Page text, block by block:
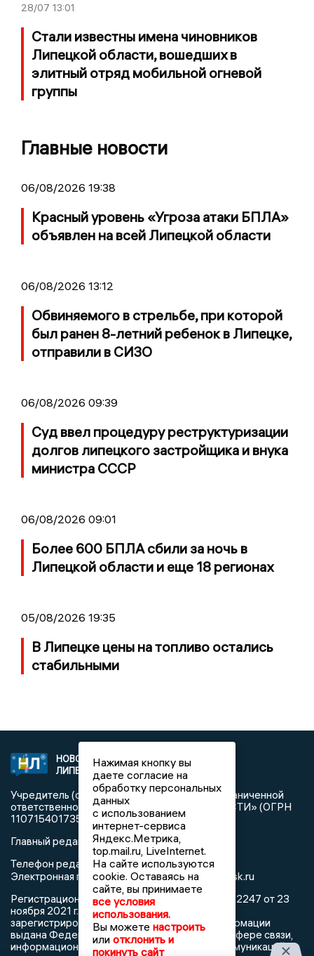
28/07 13:01
Стали известны имена чиновников
Липецкой области, вошедших в
элитный отряд мобильной огневой
группы
Главные новости
06/08/2026 19:38
Красный уровень «Угроза атаки БПЛА»
объявлен на всей Липецкой области
06/08/2026 13:12
Обвиняемого в стрельбе, при которой
был ранен 8-летний ребенок в Липецке,
отправили в СИЗО
06/08/2026 09:39
Суд ввел процедуру реструктуризации
долгов липецкого застройщика и внука
министра СССР
06/08/2026 09:01
Более 600 БПЛА сбили за ночь в
Липецкой области и еще 18 регионах
05/08/2026 19:35
В Липецке цены на топливо остались
стабильными
НОВОСТИ
ЛИПЕЦКА
2021 © NEWSLIPETSK.RU | СИ
«Новости Липецка»
Учредитель (соучредители): Общество с ограниченной
ответственностью «РЕГИОНАЛЬНЫЕ НОВОСТИ» (ОГРН
1107154017354)
Главный редактор: Герцог Е.Г.
Телефон редакции: +7 903 699 9427
Электронная почта редакции:info@newslipetsk.ru
Регистрационный номер: серия Эл № ФС77-82247 от 23
ноября 2021 г. согласно выписке из реестра
зарегистрированных средств массовой информации
выдана Федеральной службой по надзору в сфере связи,
информационных технологий и массовых коммуникаций
Нажимая кнопку вы
даете согласие на
обработку персональных
данных
с использованием
интернет-сервиса
Яндекс.Метрика,
top.mail.ru, LiveInternet.
На сайте используются
cookie. Оставаясь на
сайте, вы принимаете
все условия
использования.
Вы можете настроить
или отклонить и
покинуть сайт